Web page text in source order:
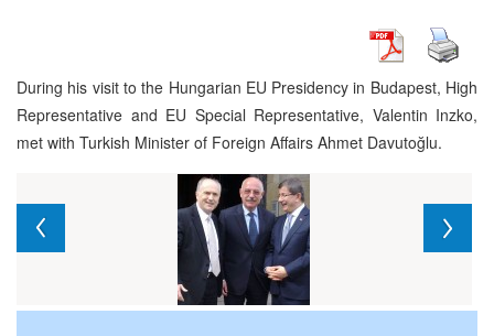
During his visit to the Hungarian EU Presidency in Budapest, High
Representative and EU Special Representative, Valentin Inzko,
met with Turkish Minister of Foreign Affairs Ahmet Davutoğlu.